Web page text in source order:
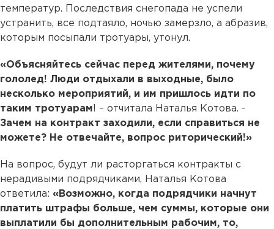
температур. Последствия снегопада не успели
устранить, все подтаяло, ночью замерзло, а абразив,
которым посыпали тротуары, утонул.
«Объясняйтесь сейчас перед жителями, почему
гололед! Люди отдыхали в выходные, было
несколько мероприятий, и им пришлось идти по
таким тротуарам! – отчитала Наталья Котова. -
Зачем на контракт заходили, если справиться не
можете? Не отвечайте, вопрос риторический!»
На вопрос, будут ли расторгаться контракты с
нерадивыми подрядчиками, Наталья Котова
ответила: «Возможно, когда подрядчики начнут
платить штрафы больше, чем суммы, которые они
выплатили бы дополнительным рабочим, то,